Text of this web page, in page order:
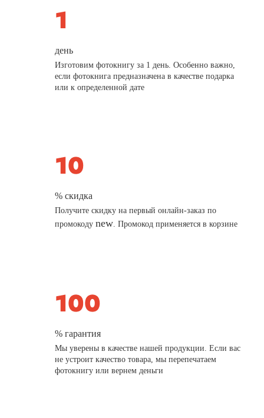
день
Изготовим фотокнигу за 1 день. Особенно важно,
если фотокнига предназначена в качестве подарка
или к определенной дате
% скидка
Получите скидку на первый онлайн-заказ по
промокодуnew. Промокод применяется в корзине
% гарантия
Мы уверены в качестве нашей продукции. Если вас
не устроит качество товара, мы перепечатаем
фотокнигу или вернем деньги